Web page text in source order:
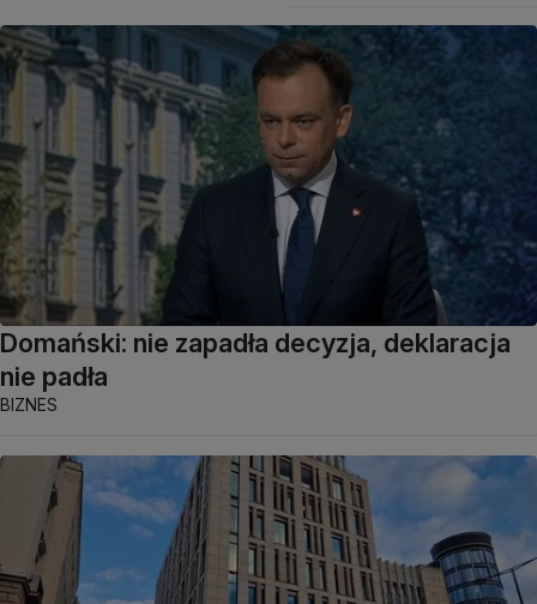
Domański: nie zapadła decyzja, deklaracja
nie padła
BIZNES